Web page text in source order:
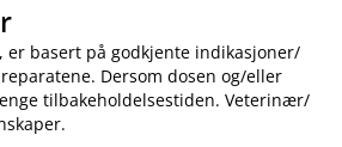
basert på godkjente indikasjoner​/​
Dersom dosen og​/​eller
tilbakeholdelsestiden. Veterinær​/​